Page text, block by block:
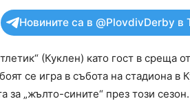
Новините са в @PlovdivDerby в
(Куклен) като гост в среща
се игра в събота на стадиона в
за „жълто-сините“ през този сезон.